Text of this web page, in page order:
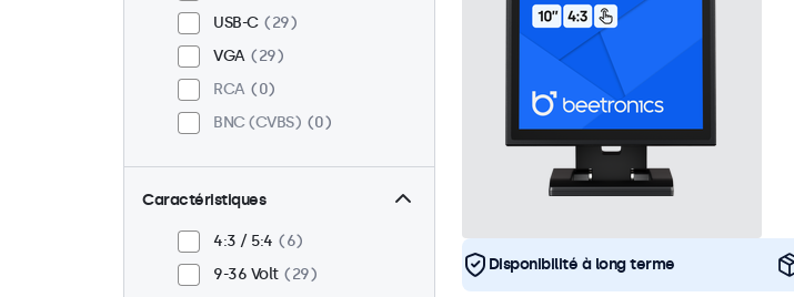
USB-C
29
VGA
29
RCA
0
BNC (CVBS)
0
Caractéristiques
4:3 / 5:4
6
9-36 Volt
29
Disponibilité à long terme